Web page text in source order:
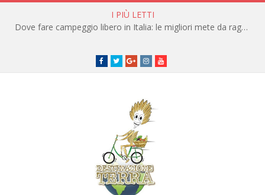
I PIÙ LETTI
Dove fare campeggio libero in Italia: le migliori mete da raggiungere in traghetto
Facebook
TwitterGoogle+instagramyoutube